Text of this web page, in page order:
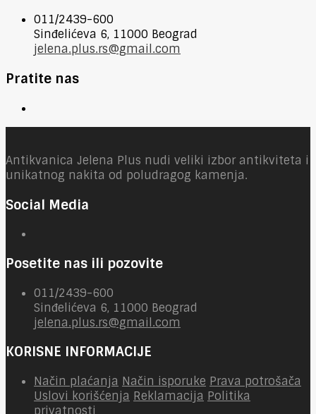
011/2439-600
Sinđelićeva 6, 11000 Beograd
jelena.plus.rs@gmail.com
Pratite nas
Antikvanica Jelena Plus nudi veliki izbor antikviteta i
unikatnog nakita od poludragog kamenja.
Social Media
Posetite nas ili pozovite
011/2439-600
Sinđelićeva 6, 11000 Beograd
jelena.plus.rs@gmail.com
KORISNE INFORMACIJE
Način plaćanja Način isporuke Prava potrošača
Uslovi korišćenja Reklamacija Politika
privatnosti